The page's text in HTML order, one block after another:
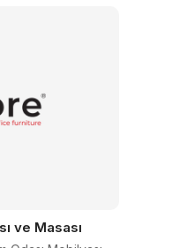
ve Masası